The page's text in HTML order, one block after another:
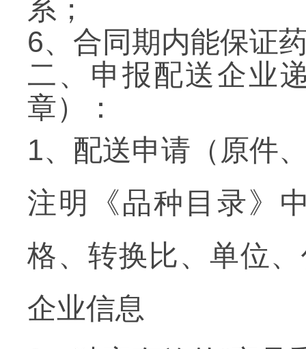
系；
6、合同期内能保证
二、申报配送企业
章）：
1、配送申请（原件
注明《品种目录》
格、转换比、单位
企业信息